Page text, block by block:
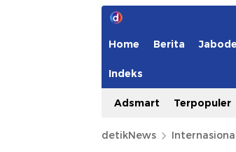
Home Berita
Indeks
Adsmart Terpopuler
detikNews